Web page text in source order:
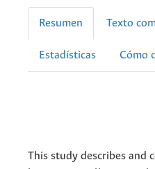
Resumen Texto
Estadísticas Cómo
This study describes and